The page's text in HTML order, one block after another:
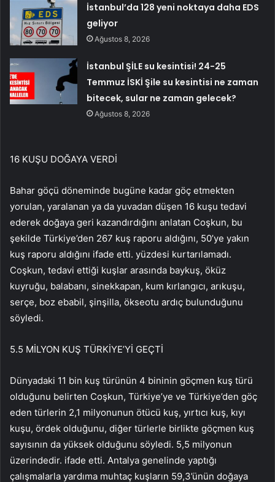
İstanbul’da 128 yeni noktaya daha EDS
geliyor
Ağustos 8, 2026
İstanbul ŞİLE su kesintisi! 24-25
Temmuz İSKİ Şile su kesintisi ne zaman
bitecek, sular ne zaman gelecek?
Ağustos 8, 2026
16 KUŞU DOĞAYA VERDİ
Bahar göçü döneminde bugüne kadar göç etmekten
yorulan, yaralanan ya da yuvadan düşen 16 kuşu tedavi
ederek doğaya geri kazandırdığını anlatan Coşkun, bu
şekilde Türkiye’den 267 kuş raporu aldığını, 50’ye yakın
kuş raporu aldığını ifade etti. yüzdesi kurtarılamadı.
Coşkun, tedavi ettiği kuşlar arasında baykuş, öküz
kuyruğu, balabanı, sinekkapan, kum kırlangıcı, arıkuşu,
serçe, boz ebabil, şinşilla, ökseotu ardıç bulunduğunu
söyledi.
5.5 MİLYON KUŞ TÜRKİYE’Yİ GEÇTİ
Dünyadaki 11 bin kuş türünün 4 bininin göçmen kuş türü
olduğunu belirten Coşkun, Türkiye’ye ve Türkiye’den göç
eden türlerin 2,1 milyonunun ötücü kuş, yırtıcı kuş, kıyı
kuşu, ördek olduğunu, diğer türlerle birlikte göçmen kuş
sayısının da yüksek olduğunu söyledi. 5,5 milyonun
üzerindedir. ifade etti. Antalya genelinde yaptığı
çalışmalarla yardıma muhtaç kuşların 59,3’ünün doğaya